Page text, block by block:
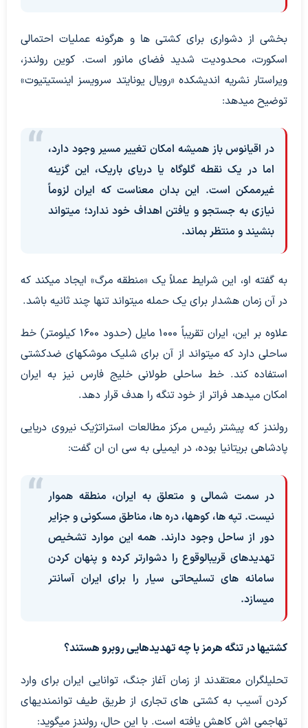
بخشی از دشواری برای کشتی ها و هرگونه عملیات احتمالی
اسکورت، محدودیت شدید فضای مانور است. کوین رولندز،
ویراستار نشریه اندیشکده «رویال یونایتد سرویسز اینستیتیوت»
توضیح میدهد:
در اقیانوس باز همیشه امکان تغییر مسیر وجود دارد،
اما در یک نقطه گلوگاه یا دریای باریک، این گزینه
غیرممکن است. این بدان معناست که ایران لزوماً
نیازی به جستجو و یافتن اهداف خود ندارد؛ میتواند
بنشیند و منتظر بماند.
به گفته او، این شرایط عملاً یک «منطقه مرگ» ایجاد میکند که
در آن زمان هشدار برای یک حمله میتواند تنها چند ثانیه باشد.
علاوه بر این، ایران تقریباً ۱۰۰۰ مایل (حدود ۱۶۰۰ کیلومتر) خط
ساحلی دارد که میتواند از آن برای شلیک موشکهای ضدکشتی
استفاده کند. خط ساحلی طولانی خلیج فارس نیز به ایران
امکان میدهد فراتر از خود تنگه را هدف قرار دهد.
رولندز که پیشتر رئیس مرکز مطالعات استراتژیک نیروی دریایی
پادشاهی بریتانیا بوده، در ایمیلی به سی ان ان گفت:
در سمت شمالی و متعلق به ایران، منطقه هموار
نیست. تپه ها، کوهها، دره ها، مناطق مسکونی و جزایر
دور از ساحل وجود دارند. همه این موارد تشخیص
تهدیدهای قریبالوقوع را دشوارتر کرده و پنهان کردن
سامانه های تسلیحاتی سیار را برای ایران آسانتر
میسازد.
کشتیها در تنگه هرمز با چه تهدیدهایی روبرو هستند؟
تحلیلگران معتقدند از زمان آغاز جنگ، توانایی ایران برای وارد
کردن آسیب به کشتی های تجاری از طریق طیف توانمندیهای
تهاجمی اش کاهش یافته است. با این حال، رولندز میگوید: